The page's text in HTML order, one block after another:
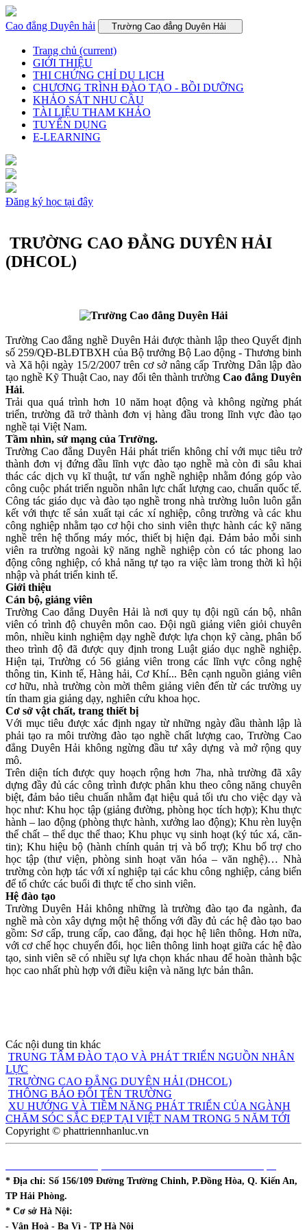
Cao đẳng Duyên hải Trường Cao đẳng Duyên Hải
Trang chủ (current)
GIỚI THIỆU
THI CHỨNG CHỈ DU LỊCH
CHƯƠNG TRÌNH ĐÀO TẠO - BỒI DƯỠNG
KHẢO SÁT NHU CẦU
TÀI LIỆU THAM KHẢO
TUYỂN DỤNG
E-LEARNING
Đăng ký học tại đây
TRƯỜNG CAO ĐẲNG DUYÊN HẢI
(DHCOL)
Trường Cao đẳng nghề Duyên Hải được thành lập theo Quyết định
số 259/QĐ-BLĐTBXH của Bộ trưởng Bộ Lao động - Thương binh
và Xã hội ngày 15/2/2007 trên cơ sở nâng cấp Trường Dân lập đào
tạo nghề Kỹ Thuật Cao, nay đổi tên thành trường Cao đẳng Duyên
Hải.
Trải qua quá trình hơn 10 năm hoạt động và không ngừng phát
triển, trường đã trở thành đơn vị hàng đầu trong lĩnh vực đào tạo
nghề tại Việt Nam.
Tầm nhìn, sứ mạng của Trường.
Trường Cao đẳng Duyên Hải phát triển không chỉ với mục tiêu trở
thành đơn vị đứng đầu lĩnh vực đào tạo nghề mà còn đi sâu khai
thác các dịch vụ kĩ thuật, tư vấn nghề nghiệp nhằm đóng góp vào
công cuộc phát triển nguồn nhân lực chất lượng cao, chuẩn quốc tế.
Công tác giáo dục và đào tạo nghề trong nhà trường luôn luôn gắn
kết với thực tế sản xuất tại các xí nghiệp, công trường và các khu
công nghiệp nhằm tạo cơ hội cho sinh viên thực hành các kỹ năng
nghề trên hệ thống máy móc, thiết bị hiện đại. Đảm bảo mỗi sinh
viên ra trường ngoài kỹ năng nghề nghiệp còn có tác phong lao
động công nghiệp, có khả năng tự tạo ra việc làm trong thời kì hội
nhập và phát triển kinh tế.
Giới thiệu
Cán bộ, giảng viên
Trường Cao đẳng Duyên Hải là nơi quy tụ đội ngũ cán bộ, nhân
viên có trình độ chuyên môn cao. Đội ngũ giảng viên giỏi chuyên
môn, nhiều kinh nghiệm dạy nghề được lựa chọn kỹ càng, phân bổ
theo trình độ đã được quy định trong Luật giáo dục nghề nghiệp.
Hiện tại, Trường có 56 giảng viên trong các lĩnh vực công nghệ
thông tin, Kinh tế, Hàng hải, Cơ Khí... Bên cạnh nguồn giảng viên
cơ hữu, nhà trường còn mời thêm giảng viên đến từ các trường uy
tín tham gia giảng dạy, nghiên cứu khoa học.
Cơ sở vật chất, trang thiết bị
Với mục tiêu được xác định ngay từ những ngày đầu thành lập là
phải tạo ra môi trường đào tạo nghề chất lượng cao, Trường Cao
đẳng Duyên Hải không ngừng đầu tư xây dựng và mở rộng quy
mô.
Trên diện tích được quy hoạch rộng hơn 7ha, nhà trường đã xây
dựng đầy đủ các công trình được phân khu theo công năng chuyên
biệt, đảm bảo tiêu chuẩn nhằm đạt hiệu quả tối ưu cho việc dạy và
học như: Khu học tập (giảng đường, phòng học tích hợp); Khu thực
hành – lao động (phòng thực hành, xưởng lao động); Khu rèn luyện
thể chất – thể dục thể thao; Khu phục vụ sinh hoạt (ký túc xá, căn-
tin); Khu hiệu bộ (hành chính quản trị và bổ trợ); Khu bổ trợ cho
học tập (thư viện, phòng sinh hoạt văn hóa – văn nghệ)… Nhà
trường còn hợp tác với xí nghiệp tại các khu công nghiệp, cảng biển
để tổ chức các buổi đi thực tế cho sinh viên.
Hệ đào tạo
Trường Duyên Hải không những là trường đào tạo đa ngành, đa
nghề mà còn xây dựng một hệ thống với đầy đủ các hệ đào tạo bao
gồm: Sơ cấp, trung cấp, cao đẳng, đại học hệ liên thông. Hơn nữa,
với cơ chế học chuyển đổi, học liên thông linh hoạt giữa các hệ đào
tạo, sinh viên sẽ có nhiều sự lựa chọn khác nhau để hoàn thành bậc
học cao nhất phù hợp với điều kiện và năng lực bản thân.
Các nội dung tin khác
TRUNG TÂM ĐÀO TẠO VÀ PHÁT TRIỂN NGUỒN NHÂN
LỰC
TRƯỜNG CAO ĐẲNG DUYÊN HẢI (DHCOL)
THÔNG BÁO ĐỔI TÊN TRƯỜNG
XU HƯỚNG VÀ TIỀM NĂNG PHÁT TRIỂN CỦA NGÀNH
CHĂM SÓC SẮC ĐẸP TẠI VIỆT NAM TRONG 5 NĂM TỚI
Copyright © phattriennhanluc.vn
* Địa chỉ: Số 156/109 Đường Trường Chinh, P.Đồng Hòa, Q. Kiến An,
TP Hải Phòng.
* Cơ sở Hà Nội:
- Vân Hoà - Ba Vì - TP Hà Nội